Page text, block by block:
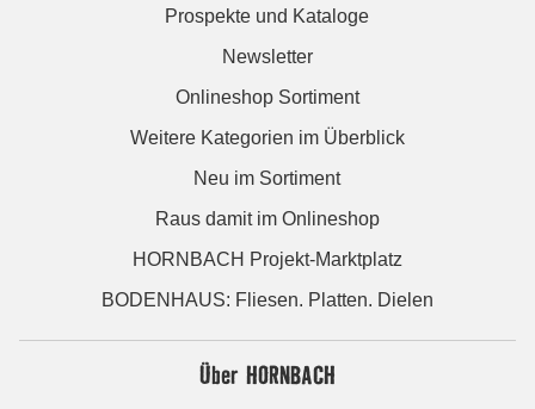
Prospekte und Kataloge
Newsletter
Onlineshop Sortiment
Weitere Kategorien im Überblick
Neu im Sortiment
Raus damit im Onlineshop
HORNBACH Projekt-Marktplatz
BODENHAUS: Fliesen. Platten. Dielen
Über HORNBACH